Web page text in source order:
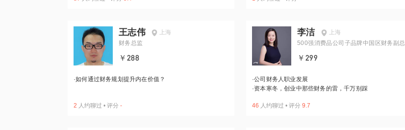
王志伟
上海
财务总监
￥288
·如何通过财务规划提升内在价值？
2 人约聊过 • 评分 -
李洁
上海
500强消费品公司子品牌中国区财务副总
￥299
·公司财务人职业发展
·资本寒冬，创业中那些财务的雷，千万别踩
46 人约聊过 • 评分 9.7